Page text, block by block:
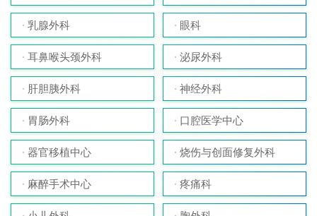
乳腺外科 眼科
耳鼻喉头颈外科 泌尿外科
肝胆胰外科 神经外科
胃肠外科 口腔医学中心
器官移植中心 烧伤与创面修复外科
麻醉手术中心 疼痛科